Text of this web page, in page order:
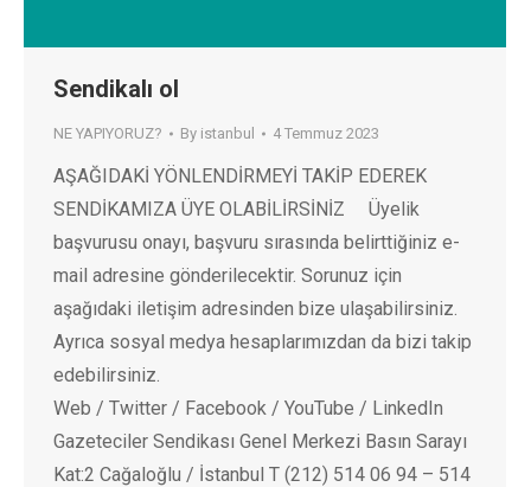
Sendikalı ol
NE YAPIYORUZ? By istanbul 4 Temmuz 2023
AŞAĞIDAKİ YÖNLENDİRMEYİ TAKİP EDEREK
SENDİKAMIZA ÜYE OLABİLİRSİNİZ Üyelik
başvurusu onayı, başvuru sırasında belirttiğiniz e-
mail adresine gönderilecektir. Sorunuz için
aşağıdaki iletişim adresinden bize ulaşabilirsiniz.
Ayrıca sosyal medya hesaplarımızdan da bizi takip
edebilirsiniz.
Web / Twitter / Facebook / YouTube / LinkedIn
Gazeteciler Sendikası Genel Merkezi Basın Sarayı
Kat:2 Cağaloğlu / İstanbul T (212) 514 06 94 – 514